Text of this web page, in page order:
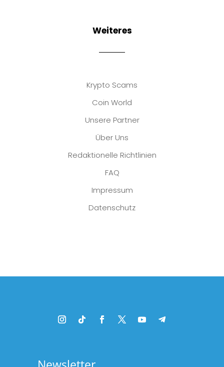
Weiteres
Krypto Scams
Coin World
Unsere Partner
Über Uns
Redaktionelle Richtlinien
FAQ
Impressum
Datenschutz